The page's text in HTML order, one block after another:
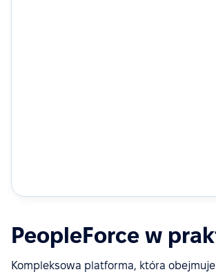
PeopleForce w
Kompleksowa platforma, która